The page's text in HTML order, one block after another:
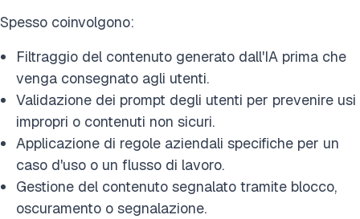
Spesso coinvolgono:
Filtraggio del contenuto generato dall'IA prima che
venga consegnato agli utenti.
Validazione dei prompt degli utenti per prevenire usi
impropri o contenuti non sicuri.
Applicazione di regole aziendali specifiche per un
caso d'uso o un flusso di lavoro.
Gestione del contenuto segnalato tramite blocco,
oscuramento o segnalazione.